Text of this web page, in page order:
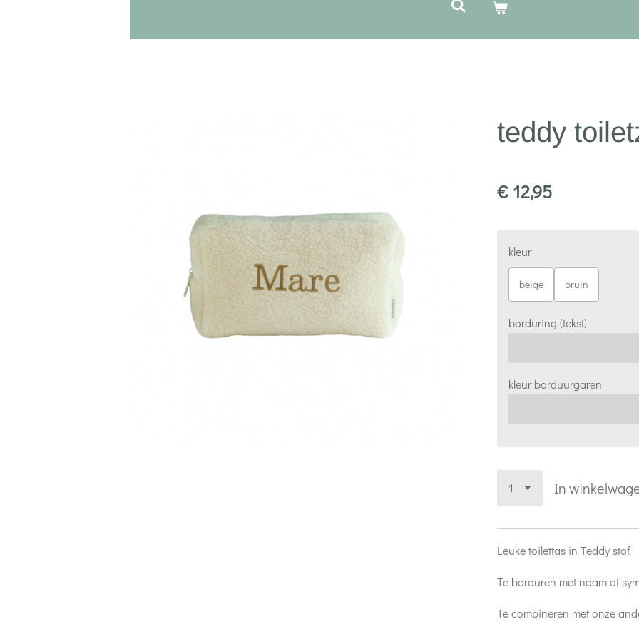
teddy
€ 12,95
kleur
beige bruin
borduring (tekst)
kleur borduurgaren
In
Leuke toilettas in Teddy stof.
Te borduren met naam of
Te combineren met onze